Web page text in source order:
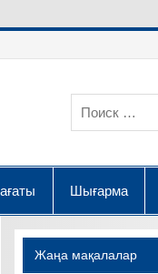
Шығарма
Жаңа мақалалар